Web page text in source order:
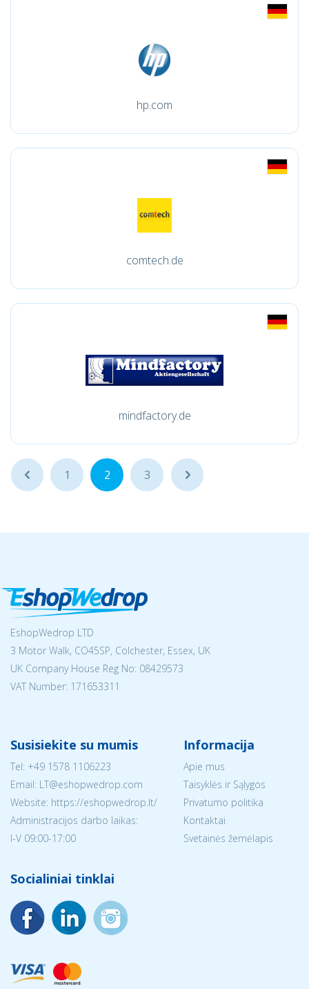
hp.com
comtech.de
mindfactory.de
... 1 2 3 ...
EshopWedrop LTD
3 Motor Walk, CO45SP, Colchester, Essex, UK
UK Company House Reg No: 08429573
VAT Number: 171653311
Susisiekite su mumis
Tel: +49 1578 1106223
Email: LT@eshopwedrop.com
Website: https://eshopwedrop.lt/
Administracijos darbo laikas:
I-V 09:00-17:00
Informacija
Apie mus
Taisyklės ir Sąlygos
Privatumo politika
Kontaktai
Svetainės žemėlapis
Socialiniai tinklai